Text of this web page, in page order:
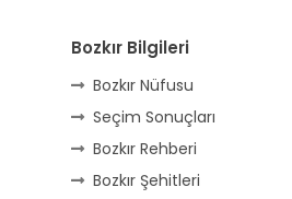
Belören, Koçaş, Kuzören
Çarşamba’nın koynunda
yorgun. Şehit Berâtlı, halkı
Sorkun.
Perşembe de yaşlılardan
Bozkır Bilgileri
Bozkır Nüfusu
Seçim Sonuçları
Bozkır Rehberi
Bozkır Şehitleri